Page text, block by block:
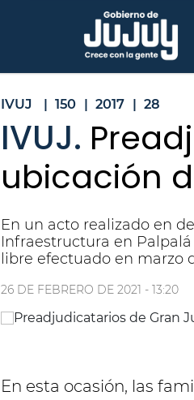
IVUJ | 150 | 2017 | 28
IVUJ.
ubicación
En un acto realizado en
Infraestructura en
libre efectuado en marzo
26 DE FEBRERO DE 2021 - 13:20
En esta ocasión, las